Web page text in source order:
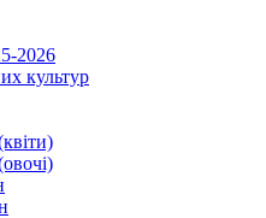
2026
культур